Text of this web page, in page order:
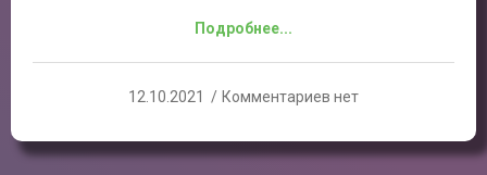
Подробнее...
12.10.2021 Комментариев нет